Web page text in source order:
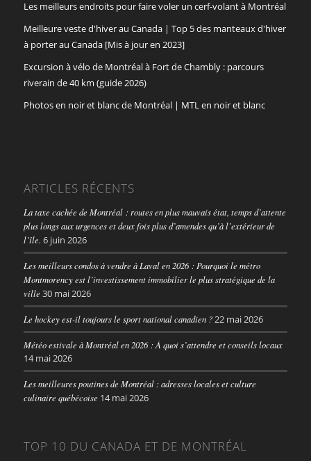
Les meilleurs endroits pour faire voler un cerf-volant à Montréal
Meilleure veste d'hiver au Canada | Top 5 des manteaux d'hiver
à porter au Canada [Mis à jour en 2023]
Excursion à vélo de Montréal à Fort de Chambly : parcours
riverain de 40 km (guide 2026)
Photos en noir et blanc de Montréal | MTL en noir et blanc
ARTICLES RÉCENTS
La taxe cachée de Montréal : routes en plus mauvais état, temps d’attente
plus longs aux urgences et deux fois plus d’amendes qu’à l’extérieur de
l’île. 6 juin 2026
Les meilleurs condos à vendre à Laval en 2026 : Pourquoi le métro
Montmorency est l’investissement immobilier le plus stratégique de la
ville 30 mai 2026
Le hockey est-il toujours le sport national canadien ? 22 mai 2026
Météo estivale à Montréal en 2026 : À quoi s’attendre et conseils locaux
14 mai 2026
Les meilleures poutines de Montréal : adresses locales et culture
culinaire québécoise 14 mai 2026
TOP 10 DU CANADA ET DE MONTRÉAL